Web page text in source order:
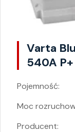
Varta
540A P+
Pojemność:
Moc
Producent: